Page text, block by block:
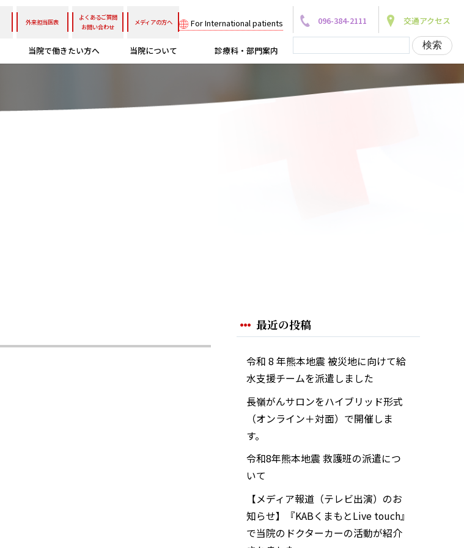
外来担当医表
よくあるご質問
お問い合わせ
メディアの方へ For International patients
当院で働きたい方へ 当院について 診療科・部門案内
096-384-2111 交通アクセス
最近の投稿
令和 8 年熊本地震 被災地に向けて給
水支援チームを派遣しました
長嶺がんサロンをハイブリッド形式
（オンライン＋対面）で開催しま
す。
令和8年熊本地震 救護班の派遣につ
いて
【メディア報道（テレビ出演）のお
知らせ】『KABくまもとLive touch』
で当院のドクターカーの活動が紹介